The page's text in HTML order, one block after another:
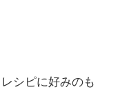
シピに好みのも